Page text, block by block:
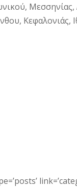
Μεσσηνίας,
Κεφαλονιάς,